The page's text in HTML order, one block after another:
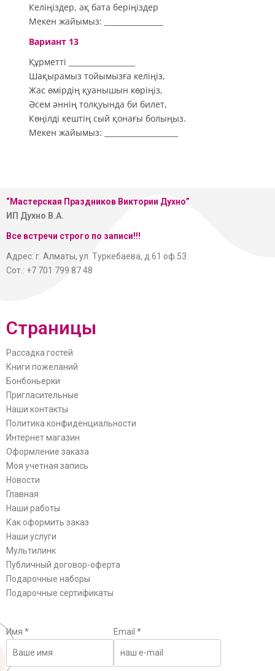
Келіңіздер, ақ бата беріңіздер
Мекен жайымыз: ________________
Вариант 13
Құрметті __________________
Шақырамыз тойымызға келіңіз,
Жас өмірдің қуанышын көріңіз,
Әсем әннің толқуында би билет,
Көңілді кештің сый қонағы болыңыз.
Мекен жайымыз: ____________________
“Мастерская Праздников Виктории Духно”
ИП Духно В.А.
Все встречи строго по записи!!!
Адрес: г. Алматы, ул. Туркебаева, д.61 оф.53
Сот.: +7 701 799 87 48
Страницы
Рассадка гостей
Книги пожеланий
Бонбоньерки
Пригласительные
Наши контакты
Политика конфиденциальности
Интернет магазин
Оформление заказа
Моя учетная запись
Новости
Главная
Наши работы
Как оформить заказ
Наши услуги
Мультилинк
Публичный договор-оферта
Подарочные наборы
Подарочные сертификаты
Имя * Email *